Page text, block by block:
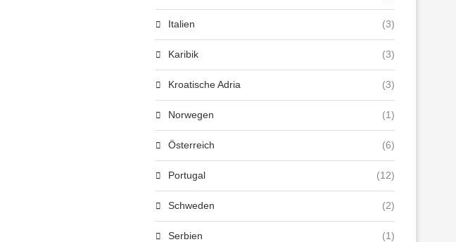
Italien (3)
Karibik (3)
Kroatische Adria (3)
Norwegen (1)
Österreich (6)
Portugal (12)
Schweden (2)
Serbien (1)